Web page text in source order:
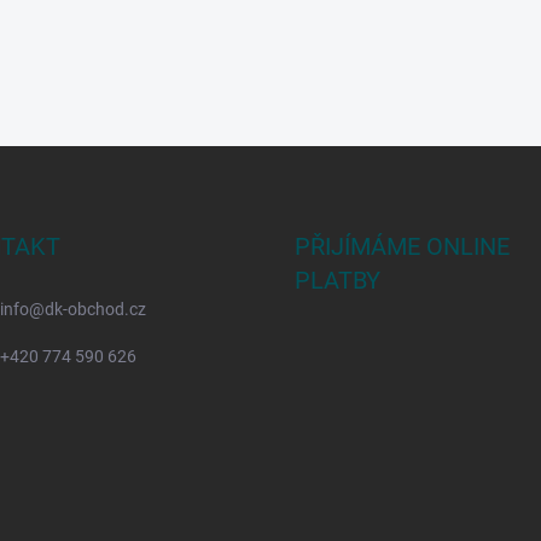
info@dk-obchod.cz
+420 774 590 626
PŘIJÍMÁME ONLINE
PLATBY